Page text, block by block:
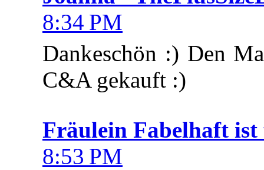
8:34 PM
Dankeschön :) Den
C&A gekauft :)
Fräulein Fabelhaft ist
8:53 PM